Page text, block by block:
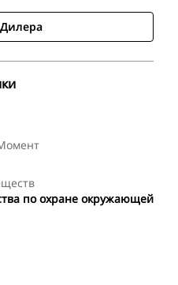
по охране окружающей